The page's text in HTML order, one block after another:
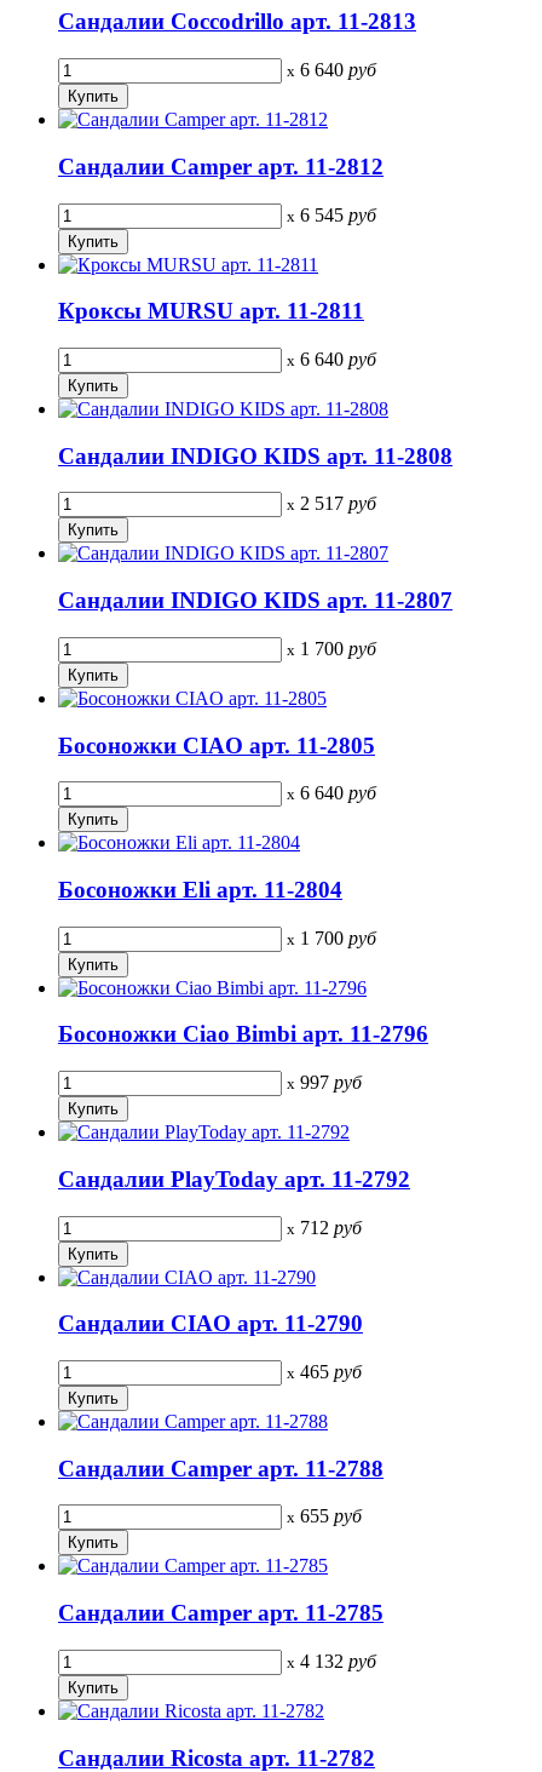
Сандалии Coccodrillo арт. 11-2813
x 6 640 руб
Сандалии Camper арт. 11-2812
x 6 545 руб
Кроксы MURSU арт. 11-2811
x 6 640 руб
Сандалии INDIGO KIDS арт. 11-2808
x 2 517 руб
Сандалии INDIGO KIDS арт. 11-2807
x 1 700 руб
Босоножки CIAO арт. 11-2805
x 6 640 руб
Босоножки Eli арт. 11-2804
x 1 700 руб
Босоножки Ciao Bimbi арт. 11-2796
x 997 руб
Сандалии PlayToday арт. 11-2792
x 712 руб
Сандалии CIAO арт. 11-2790
x 465 руб
Сандалии Camper арт. 11-2788
x 655 руб
Сандалии Camper арт. 11-2785
x 4 132 руб
Сандалии Ricosta арт. 11-2782